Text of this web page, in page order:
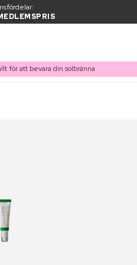
för att bevara din solbränna